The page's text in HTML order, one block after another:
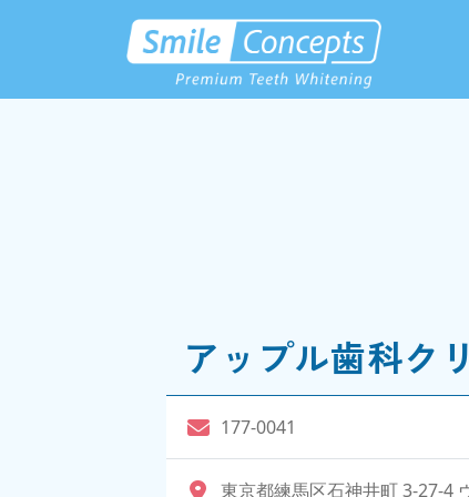
アップル歯科ク
177-0041
東京都練馬区石神井町 3-27-4